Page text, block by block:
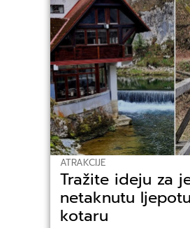
ATRAKCIJE
Tražite ideju za
netaknutu
kotaru